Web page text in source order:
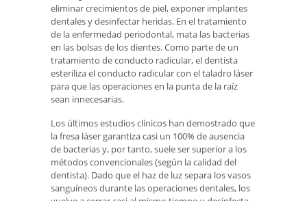
eliminar crecimientos de piel, exponer implantes
dentales y desinfectar heridas. En el tratamiento
de la enfermedad periodontal, mata las bacterias
en las bolsas de los dientes. Como parte de un
tratamiento de conducto radicular, el dentista
esteriliza el conducto radicular con el taladro láser
para que las operaciones en la punta de la raíz
sean innecesarias.
Los últimos estudios clínicos han demostrado que
la fresa láser garantiza casi un 100% de ausencia
de bacterias y, por tanto, suele ser superior a los
métodos convencionales (según la calidad del
dentista). Dado que el haz de luz separa los vasos
sanguíneos durante las operaciones dentales, los